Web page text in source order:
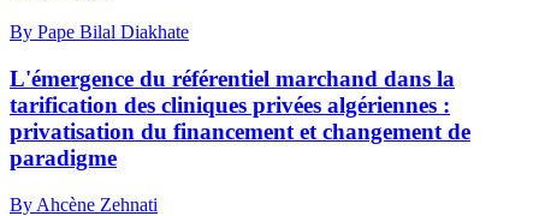
By Pape Bilal Diakhate
L'émergence du référentiel marchand dans la
tarification des cliniques privées algériennes :
privatisation du financement et changement de
paradigme
By Ahcène Zehnati